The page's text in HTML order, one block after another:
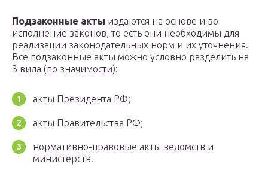
Подзаконные акты издаются на основе и во
исполнение законов, то есть они необходимы для
реализации законодательных норм и их уточнения.
Все подзаконные акты можно условно разделить на
3 вида (по значимости):
акты Президента РФ;
акты Правительства РФ;
нормативно-правовые акты ведомств и
министерств.